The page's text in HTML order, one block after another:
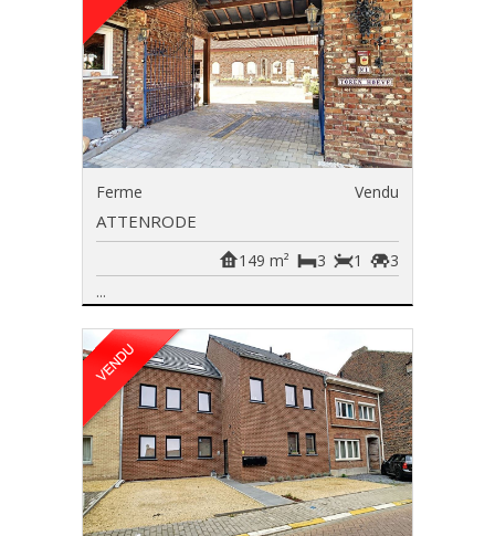
Ferme Vendu
ATTENRODE
3
1
3
149 m²
...